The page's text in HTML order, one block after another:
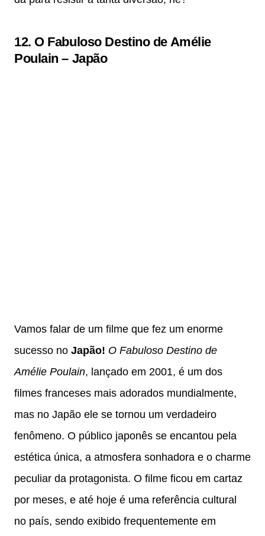
12. O Fabuloso Destino de Amélie
Poulain – Japão
Vamos falar de um filme que fez um enorme
sucesso no Japão! O Fabuloso Destino de
Amélie Poulain, lançado em 2001, é um dos
filmes franceses mais adorados mundialmente,
mas no Japão ele se tornou um verdadeiro
fenômeno. O público japonês se encantou pela
estética única, a atmosfera sonhadora e o charme
peculiar da protagonista. O filme ficou em cartaz
por meses, e até hoje é uma referência cultural
no país, sendo exibido frequentemente em